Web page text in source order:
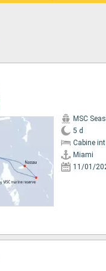
MSC
5 d
Cabine
Miami
11/01/